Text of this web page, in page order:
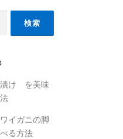
漬け を美味
イガニの脚
る方法